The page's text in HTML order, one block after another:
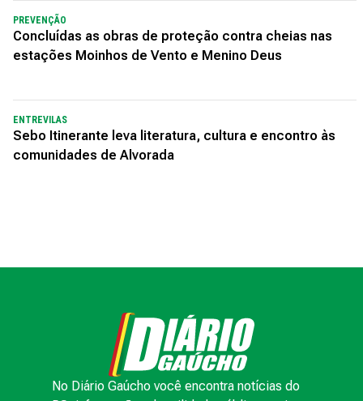
PREVENÇÃO
Concluídas as obras de proteção contra cheias nas
estações Moinhos de Vento e Menino Deus
ENTREVILAS
Sebo Itinerante leva literatura, cultura e encontro às
comunidades de Alvorada
No Diário Gaúcho você encontra notícias do